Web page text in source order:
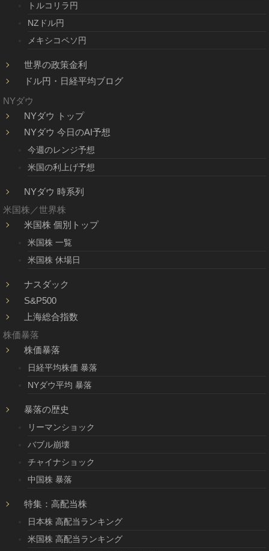
トルコリラ円
NZドル円
メキシコペソ円
世界の政策金利
ドル円・日経平均ブログ
NYダウ
NYダウ トップ
NYダウ 今日のAI予想
今週のレンジ予想
米国の利上げ予想
NYダウ 時系列
米国株／世界株
米国株 個別トップ
米国株 一覧
米国株 休場日
ナスダック
S&P500
上海総合指数
株価暴落
株価暴落
日経平均株価 暴落
NYダウ平均 暴落
暴落の歴史
リーマンショック
バブル崩壊
チャイナショック
中国株 暴落
特集：高配当株
日本株 高配当ランキング
米国株 高配当ランキング